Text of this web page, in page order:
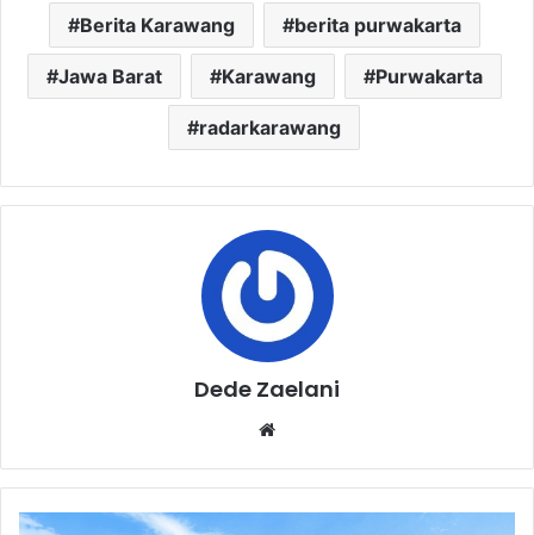
Berita Karawang berita purwakarta
Jawa Barat Karawang Purwakarta
radarkarawang
Dede Zaelani
Di